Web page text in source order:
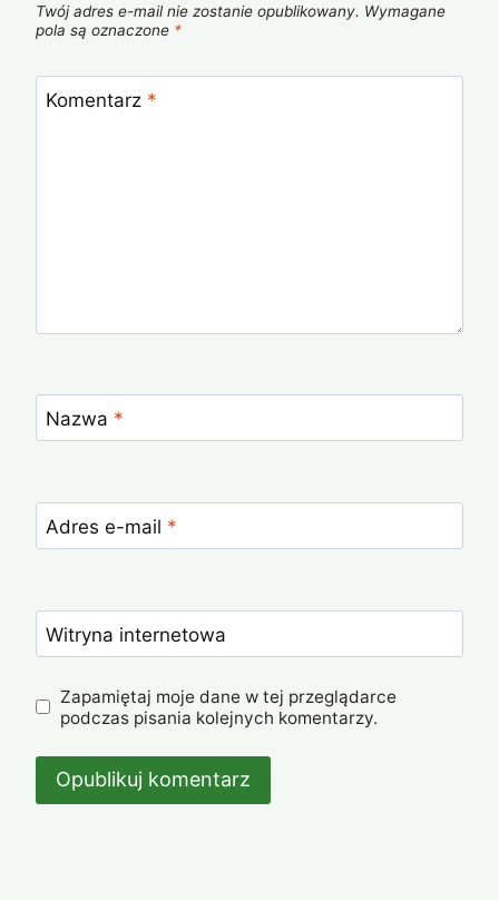
Twój adres e-mail nie zostanie opublikowany. Wymagane
pola są oznaczone *
Komentarz *
Nazwa *
Adres e-mail *
Witryna internetowa
Zapamiętaj moje dane w tej przeglądarce
podczas pisania kolejnych komentarzy.